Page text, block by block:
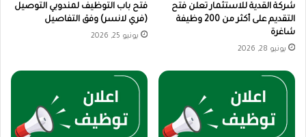
شركة القدية للاستثمار تعلن فتح
التقديم على أكثر من 200 وظيفة
شاغرة
يونيو 28, 2026
فتح باب التوظيف لمندوبي التوصيل
(فري لانسر) وفق التفاصيل
يونيو 25, 2026